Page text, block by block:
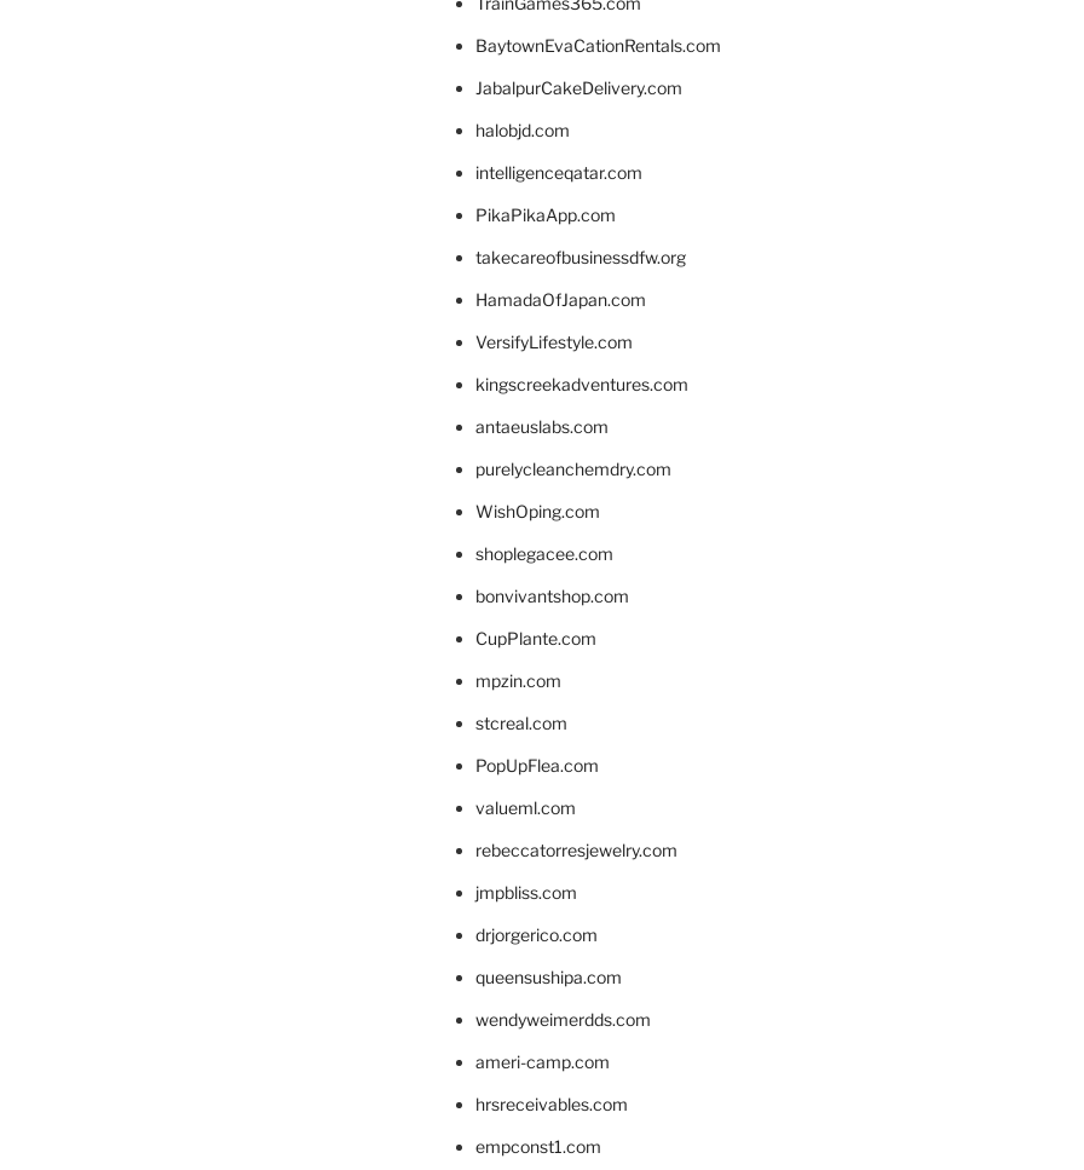
BaytownEvaCationRentals.com
JabalpurCakeDelivery.com
halobjd.com
intelligenceqatar.com
PikaPikaApp.com
takecareofbusinessdfw.org
HamadaOfJapan.com
VersifyLifestyle.com
kingscreekadventures.com
antaeuslabs.com
purelycleanchemdry.com
WishOping.com
shoplegacee.com
bonvivantshop.com
CupPlante.com
mpzin.com
stcreal.com
PopUpFlea.com
valueml.com
rebeccatorresjewelry.com
jmpbliss.com
drjorgerico.com
queensushipa.com
wendyweimerdds.com
ameri-camp.com
hrsreceivables.com
empconst1.com